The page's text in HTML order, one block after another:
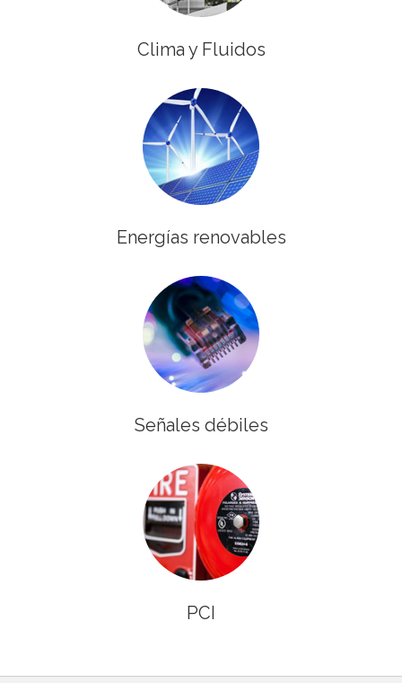
Clima y Fluidos
Energías renovables
Señales débiles
PCI